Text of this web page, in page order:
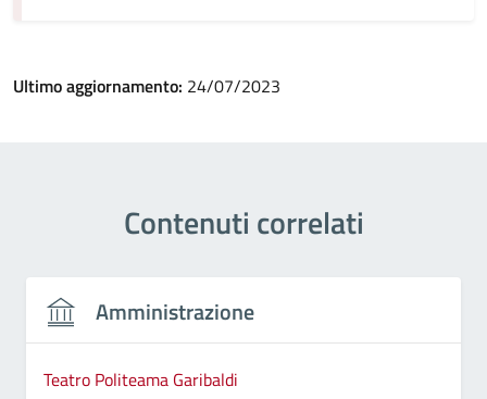
Ultimo aggiornamento: 24/07/2023
Contenuti correlati
Amministrazione
Teatro Politeama Garibaldi